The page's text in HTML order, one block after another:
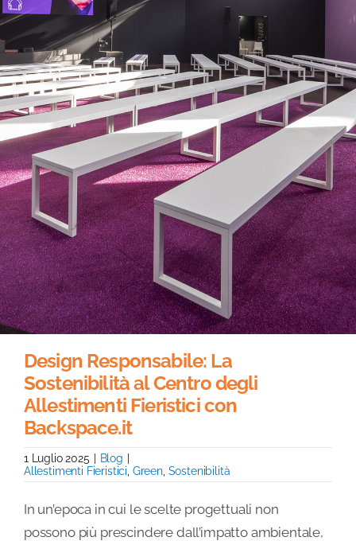
Blog
FAQ
Contatti
Design Responsabile: La
Sostenibilità al Centro degli
Allestimenti Fieristici con
Backspace.it
1 Luglio 2025 Blog
Allestimenti Fieristici Green, Sostenibilità
In un’epoca in cui le scelte progettuali non
possono più prescindere dall’impatto ambientale,